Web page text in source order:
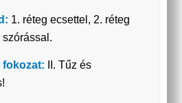
1. réteg ecsettel, 2. réteg
fokozat: II. Tűz és